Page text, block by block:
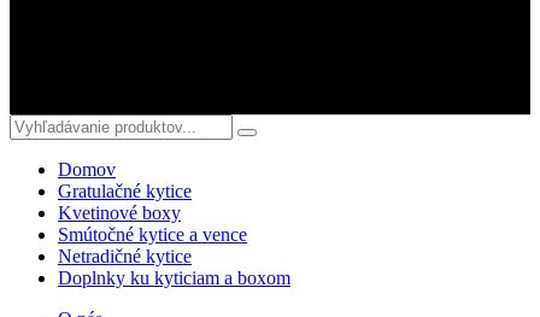
Domov
Gratulačné kytice
Kvetinové boxy
Smútočné kytice a vence
Netradičné kytice
Doplnky ku kyticiam a boxom